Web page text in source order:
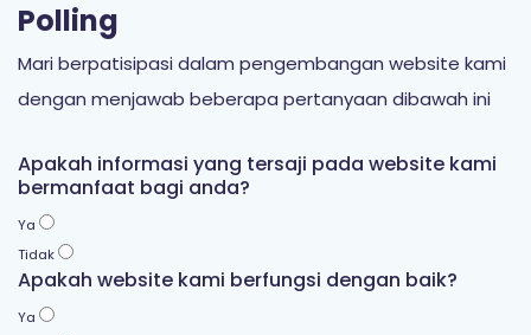
Polling
Mari berpatisipasi dalam pengembangan website kami
dengan menjawab beberapa pertanyaan dibawah ini
Apakah informasi yang tersaji pada website kami
bermanfaat bagi anda?
Ya
Tidak
Apakah website kami berfungsi dengan baik?
Ya